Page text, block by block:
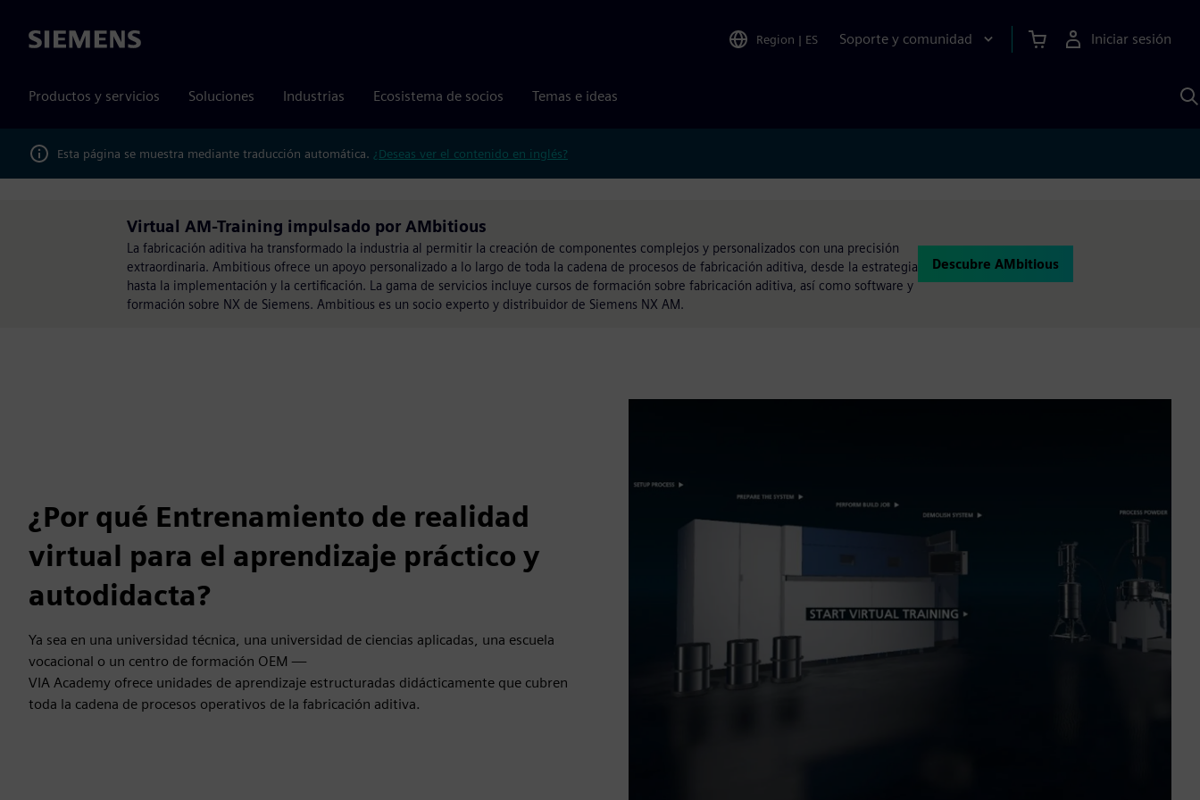
Siemens Region | ES Soporte y comunidad Iniciar sesión
Productos y servicios Soluciones Industrias Ecosistema de socios Temas e ideas
Esta página se muestra mediante traducción automática. ¿Deseas ver el contenido en inglés?
Virtual AM-Training impulsado por AMbitious
La fabricación aditiva ha transformado la industria al permitir la creación de componentes complejos y personalizados con una precisión
extraordinaria. Ambitious ofrece un apoyo personalizado a lo largo de toda la cadena de procesos de fabricación aditiva, desde la estrategia
hasta la implementación y la certificación. La gama de servicios incluye cursos de formación sobre fabricación aditiva, así como software y
formación sobre NX de Siemens. Ambitious es un socio experto y distribuidor de Siemens NX AM.
Descubre AMbitious
¿Por qué Entrenamiento de realidad
virtual para el aprendizaje práctico y
autodidacta?
Ya sea en una universidad técnica, una universidad de ciencias aplicadas, una escuela
vocacional o un centro de formación OEM —
VIA Academy ofrece unidades de aprendizaje estructuradas didácticamente que cubren
toda la cadena de procesos operativos de la fabricación aditiva.